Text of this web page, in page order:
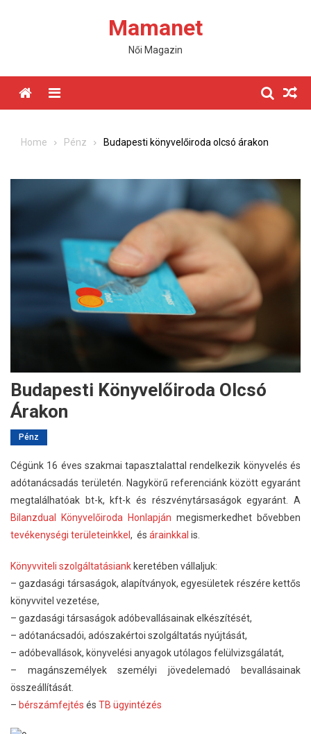
Mamanet
Női Magazin
Menu
Home Pénz Budapesti könyvelőiroda olcsó árakon
Budapesti Könyvelőiroda Olcsó
Árakon
Pénz
Cégünk 16 éves szakmai tapasztalattal rendelkezik könyvelés és
adótanácsadás területén. Nagykörű referenciánk között egyaránt
megtalálhatóak bt-k, kft-k és részvénytársaságok egyaránt. A
Bilanzdual Könyvelőiroda Honlapján megismerkedhet bővebben
tevékenységi területeinkkel , és árainkkal is.
Könyvviteli szolgáltatásiank keretében vállaljuk:
– gazdasági társaságok, alapítványok, egyesületek részére kettős
könyvvitel vezetése,
– gazdasági társaságok adóbevallásainak elkészítését,
– adótanácsadói, adószakértoi szolgáltatás nyújtását,
– adóbevallások, könyvelési anyagok utólagos felülvizsgálatát,
– magánszemélyek személyi jövedelemadó bevallásainak
összeállítását.
– bérszámfejtés és TB ügyintézés